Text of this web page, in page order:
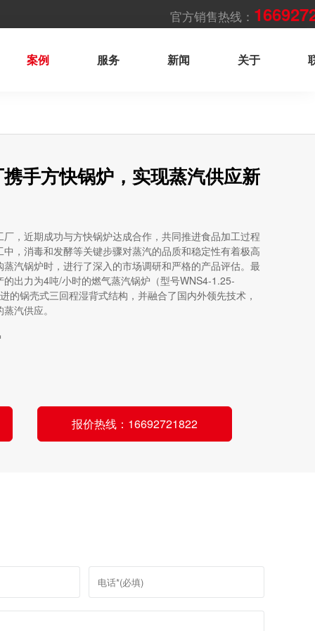
官方销售热线：
案例 服务 新闻 关于
手方快锅炉，实现蒸汽供应新
，近期成功与方快锅炉达成合作，共同推进食品加工过程
，消毒和发酵等关键步骤对蒸汽的品质和稳定性有着极高
汽锅炉时，进行了深入的市场调研和严格的产品评估。最
出力为4吨/小时的燃气蒸汽锅炉（型号WNS4-1.25-
的锅壳式三回程湿背式结构，并融合了国内外领先技术，
汽供应。
报价热线：16692721822